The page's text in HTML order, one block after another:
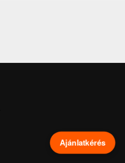
Ajánlatkérés